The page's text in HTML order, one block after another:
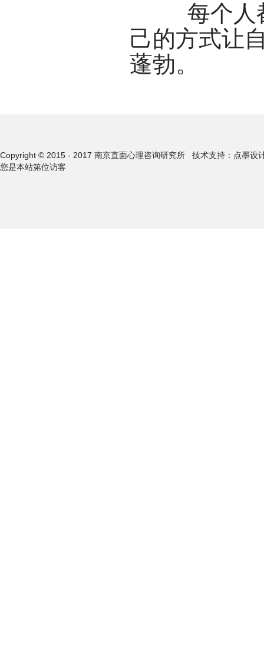
每个人都
己的方式让
蓬勃。
Copyright © 2015 - 2017 南京直面心理咨询研究所 技术支持：点墨设
您是本站第位访客